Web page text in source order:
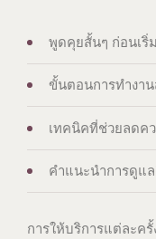
พูดคุยสั้นๆ ก่อนเริ่
ขั้นตอนการทำงา
เทคนิคที่ช่วยลดค
คำแนะนำการดูแ
การให้บริการแต่ละค